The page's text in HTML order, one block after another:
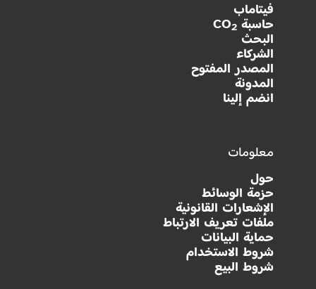
فيتاماب
حاسبة CO 2
البحث
الشركاء
المصدر المفتوح
المدونة
انضم إلينا
معلومات
حول
حزمة الوسائط
الإشعارات القانونية
ملفات تعريف الارتباط
حماية البيانات
شروط الاستخدام
شروط البيع